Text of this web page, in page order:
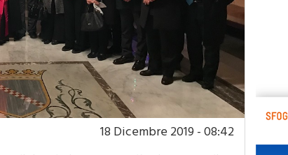
18 Dicembre 2019 - 08:42